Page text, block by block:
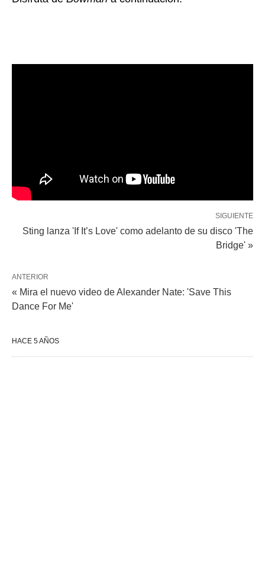
SIGUIENTE
Sting lanza 'If It’s Love' como adelanto de su disco 'The
Bridge' »
ANTERIOR
« Mira el nuevo video de Alexander Nate: 'Save This
Dance For Me'
HACE 5 AÑOS